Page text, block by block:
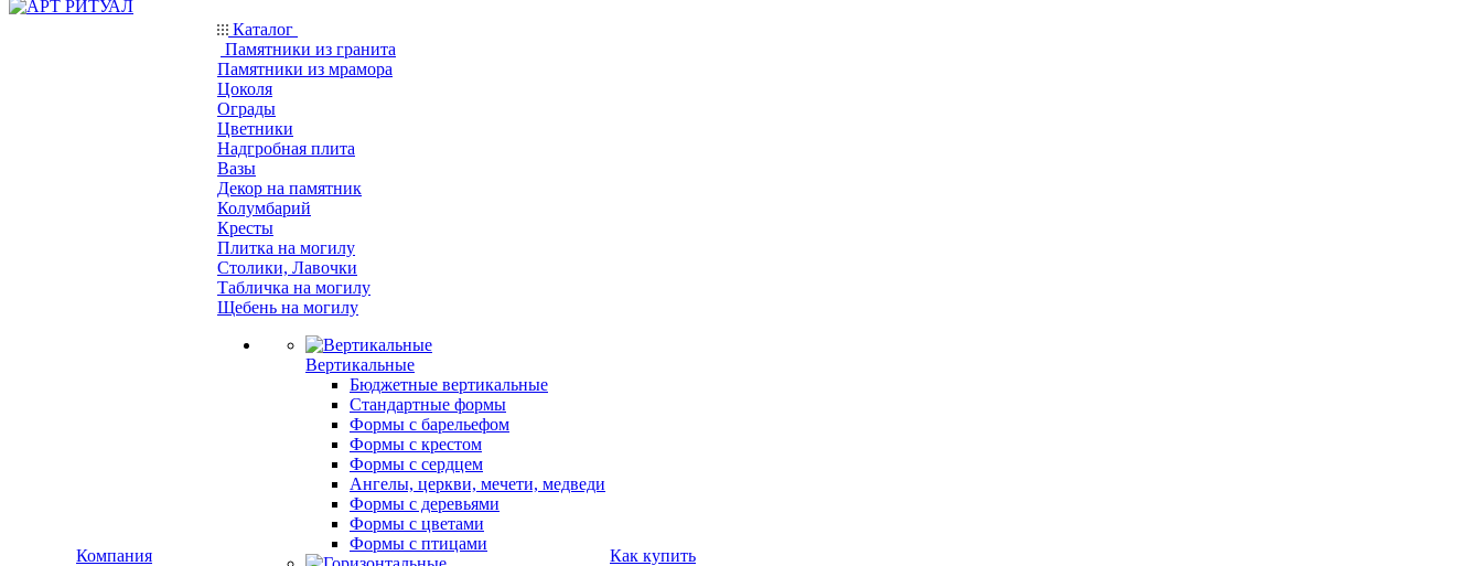
Компания
Каталог
Памятники из гранита
Памятники из мрамора
Цоколя
Ограды
Цветники
Надгробная плита
Вазы
Декор на памятник
Колумбарий
Кресты
Плитка на могилу
Столики, Лавочки
Табличка на могилу
Щебень на могилу
Вертикальные
Бюджетные вертикальные
Стандартные формы
Формы с барельефом
Формы с крестом
Формы с сердцем
Ангелы, церкви, мечети, медведи
Формы с деревьями
Формы с цветами
Формы с птицами
Как купить